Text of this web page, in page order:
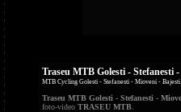
Traseu MTB Golesti - Stefanesti
MTB Cycling Golesti - Stefanesti - Mioveni -
Traseu MTB Golesti - Stefanesti -
foto-video TRASEU MTB